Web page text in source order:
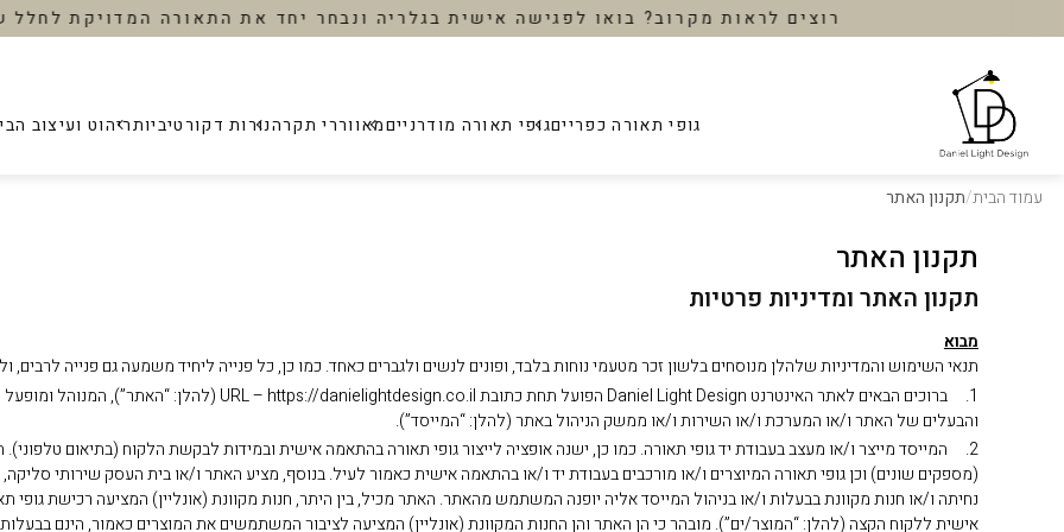
רוצים לראות מקרוב? בואו לפגישה אישית בגלריה ונבחר יחד את התאורה המדויקת
גופי תאורה כפריים
חדש באתר
SALE
שנדלירים
צמודי תקרה
פסי צבירה
מנורות שולחן
מנורות עמידה מעוצבות
גופי תאורה לפינת אוכל
גופי תאורה לאמבטיה
גופי תאורה מודרניים
חדש באתר
SALE
פסי צבירה מגנטיים
צמודי קיר
צמודי תקרה
תאורה לאמבטיה
״גליטר״ ״סייבר״
מאווררי תקרה
חדש באתר
SALE
מאוורר תקרה לחדרי ילדים
מאוורר תקרה לחדרי שינה
מאוורר תקרה למטבח
אביזרים נלווים למאווררי תקרה
מאוורר תקרה ״נקסוס״
₪1,999.00
נורות דקורטיביות
חדש באתר
SALE
ריהוט ועיצוב
חדש באתר
SALE
שולחנות
מזנונים וקונסולות
מדפים
אשכול
עמוד הבית/תקנון האתר
תקנון האתר
תקנון האתר ומדיניות פרטיות
מבוא
תנאי השימוש והמדיניות שלהלן מנוסחים בלשון זכר מטעמי נוחות בלבד, ופונים לנשים ולגברים כאחד. כמו כן, כל פנייה ליחיד משמעה גם פנייה לרבים,
והבעלים של האתר ו/או המערכת ו/או השירות ו/או ממשק הניהול באתר (להלן: “המייסד”).
2. המייסד מייצר ו/או מעצב בעבודת יד גופי תאורה. כמו כן, ישנה אופציה לייצור גופי תאורה בהתאמה אישית ובמידות לבקשת הלקוח (בתיאום
(מספקים שונים) וכן גופי תאורה המיוצרים ו/או מורכבים בעבודת יד ו/או בהתאמה אישית כאמור לעיל. בנוסף, מציע האתר ו/או בית העסק שירותי סליקה,
נחיתה ו/או חנות מקוונת בבעלות ו/או בניהול המייסד אליה יופנה המשתמש מהאתר. האתר מכיל, בין היתר, חנות מקוונת (אונליין) המציעה רכישת גופי
אישית ללקוח הקצה (להלן: “המוצר/ים”). מובהר כי הן האתר והן החנות המקוונת (אונליין) המציעה לציבור המשתמשים את המוצרים כאמור, הינם